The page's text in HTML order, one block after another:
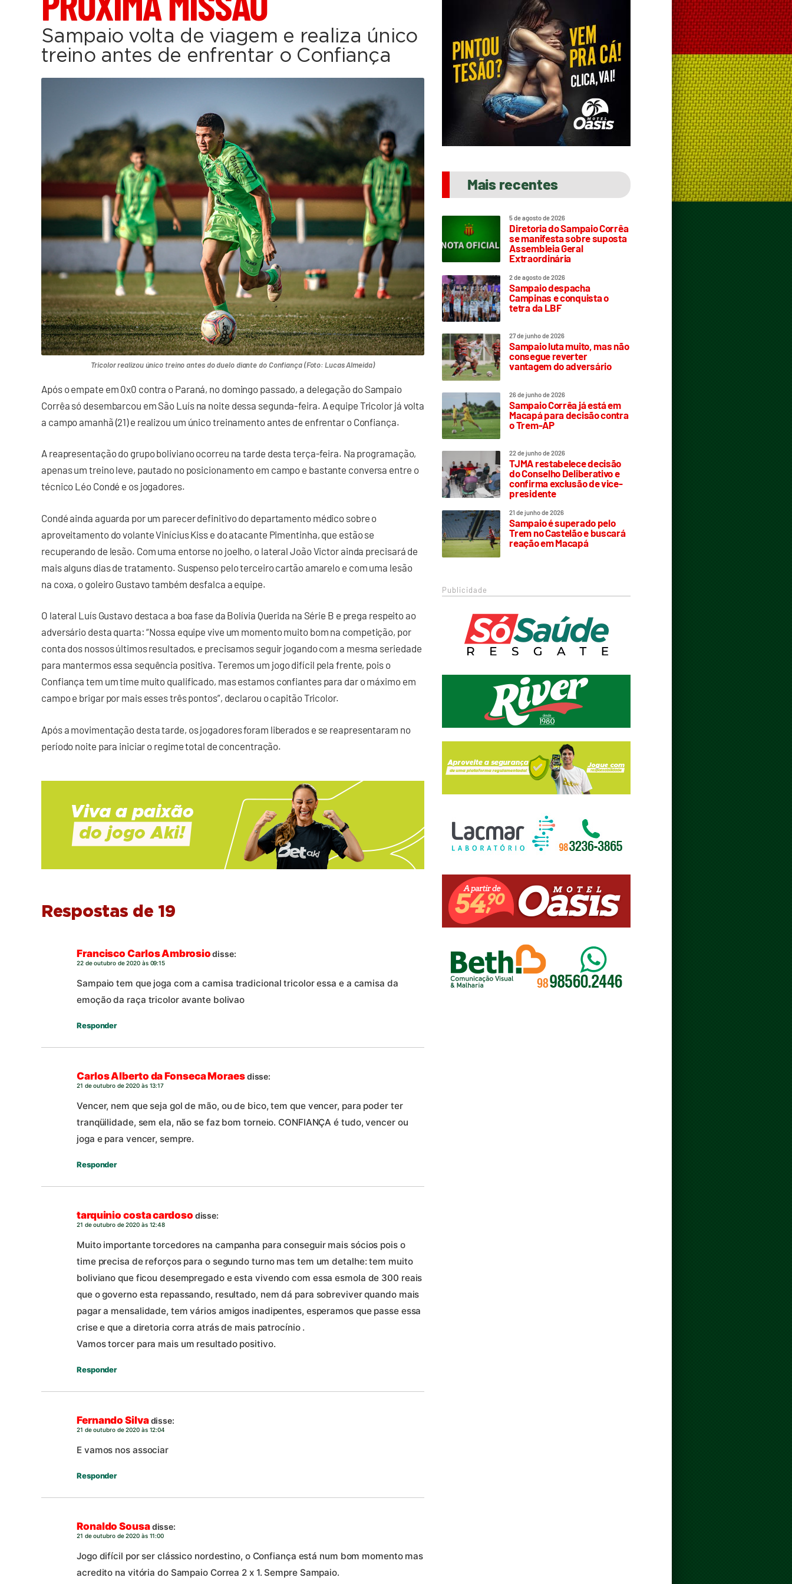
Sampaio volta de viagem e realiza único
treino antes de enfrentar o Confiança
Tricolor realizou único treino antes do duelo diante do Confiança (Foto: Lucas Almeida)
Após o empate em 0x0 contra o Paraná, no domingo passado, a delegação do Sampaio
Corrêa só desembarcou em São Luís na noite dessa segunda-feira. A equipe Tricolor já volta
a campo amanhã (21) e realizou um único treinamento antes de enfrentar o Confiança.
A reapresentação do grupo boliviano ocorreu na tarde desta terça-feira. Na programação,
apenas um treino leve, pautado no posicionamento em campo e bastante conversa entre o
técnico Léo Condé e os jogadores.
Condé ainda aguarda por um parecer definitivo do departamento médico sobre o
aproveitamento do volante Vinícius Kiss e do atacante Pimentinha, que estão se
recuperando de lesão. Com uma entorse no joelho, o lateral João Victor ainda precisará de
mais alguns dias de tratamento. Suspenso pelo terceiro cartão amarelo e com uma lesão
na coxa, o goleiro Gustavo também desfalca a equipe.
O lateral Luís Gustavo destaca a boa fase da Bolívia Querida na Série B e prega respeito ao
adversário desta quarta: “Nossa equipe vive um momento muito bom na competição, por
conta dos nossos últimos resultados, e precisamos seguir jogando com a mesma seriedade
para mantermos essa sequência positiva. Teremos um jogo difícil pela frente, pois o
Confiança tem um time muito qualificado, mas estamos confiantes para dar o máximo em
campo e brigar por mais esses três pontos”, declarou o capitão Tricolor.
Após a movimentação desta tarde, os jogadores foram liberados e se reapresentaram no
período noite para iniciar o regime total de concentração.
Respostas de 19
Francisco Carlos Ambrosio disse:
22 de outubro de 2020 às 09:15
Sampaio tem que joga com a camisa tradicional tricolor essa e a camisa da
emoção da raça tricolor avante bolivao
Responder
Carlos Alberto da Fonseca Moraesdisse:
21 de outubro de 2020 às 13:17
Vencer, nem que seja gol de mão, ou de bico, tem que vencer, para poder ter
tranqüilidade, sem ela, não se faz bom torneio. CONFIANÇA é tudo, vencer ou
joga e para vencer, sempre.
Responder
tarquinio costa cardoso disse:
21 de outubro de 2020 às 12:48
Muito importante torcedores na campanha para conseguir mais sócios pois o
time precisa de reforços para o segundo turno mas tem um detalhe: tem muito
boliviano que ficou desempregado e esta vivendo com essa esmola de 300 reais
que o governo esta repassando, resultado, nem dá para sobreviver quando mais
pagar a mensalidade, tem vários amigos inadipentes, esperamos que passe essa
crise e que a diretoria corra atrás de mais patrocínio .
Vamos torcer para mais um resultado positivo.
Responder
Fernando Silvadisse:
21 de outubro de 2020 às 12:04
E vamos nos associar
Responder
Ronaldo Sousadisse:
21 de outubro de 2020 às 11:00
Jogo difícil por ser clássico nordestino, o Confiança está num bom momento mas
acredito na vitória do Sampaio Correa 2 x 1. Sempre Sampaio.
Mais recentes
5 de agosto de 2026
Diretoria do Sampaio Corrêa
se manifesta sobre suposta
Assembleia Geral
Extraordinária
2 de agosto de 2026
Sampaio despacha
Campinas e conquista o
tetra da LBF
27 de junho de 2026
Sampaio luta muito, mas não
consegue reverter
vantagem do adversário
26 de junho de 2026
Sampaio Corrêa já está em
Macapá para decisão contra
o Trem-AP
22 de junho de 2026
TJMA restabelece decisão
do Conselho Deliberativo e
confirma exclusão de vice-
presidente
21 de junho de 2026
Sampaio é superado pelo
Trem no Castelão e buscará
reação em Macapá
Publicidade